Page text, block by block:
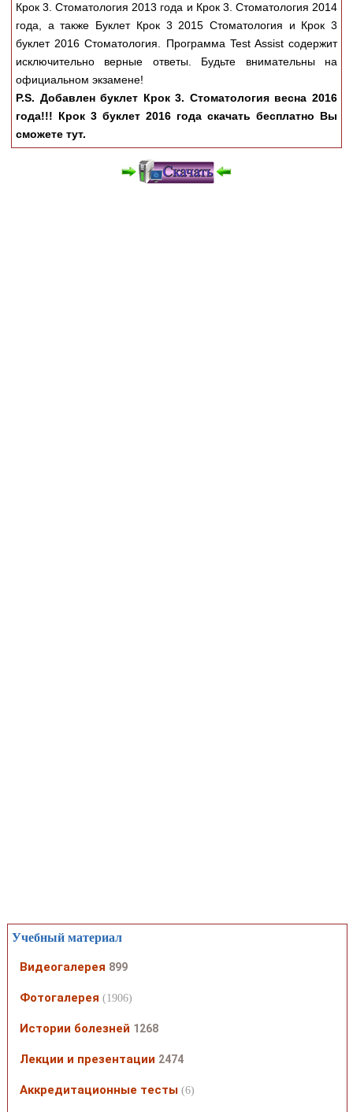
Крок 3. Стоматология 2013 года и Крок 3. Стоматология 2014
года, а также Буклет Крок 3 2015 Стоматология и Крок 3
буклет 2016 Стоматология. Программа Test Assist содержит
исключительно верные ответы. Будьте внимательны на
официальном экзамене!
P.S. Добавлен буклет Крок 3. Стоматология весна 2016
года!!! Крок 3 буклет 2016 года скачать бесплатно Вы
сможете тут.
Учебный материал
Видеогалерея 899
Фотогалерея (1906)
Истории болезней 1268
Лекции и презентации 2474
Аккредитационные тесты (6)